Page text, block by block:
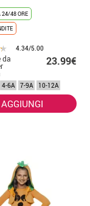
24/48 ORE
4.34/5.00
da 23.99€
4-6A 7-9A 10-12A
AGGIUNGI